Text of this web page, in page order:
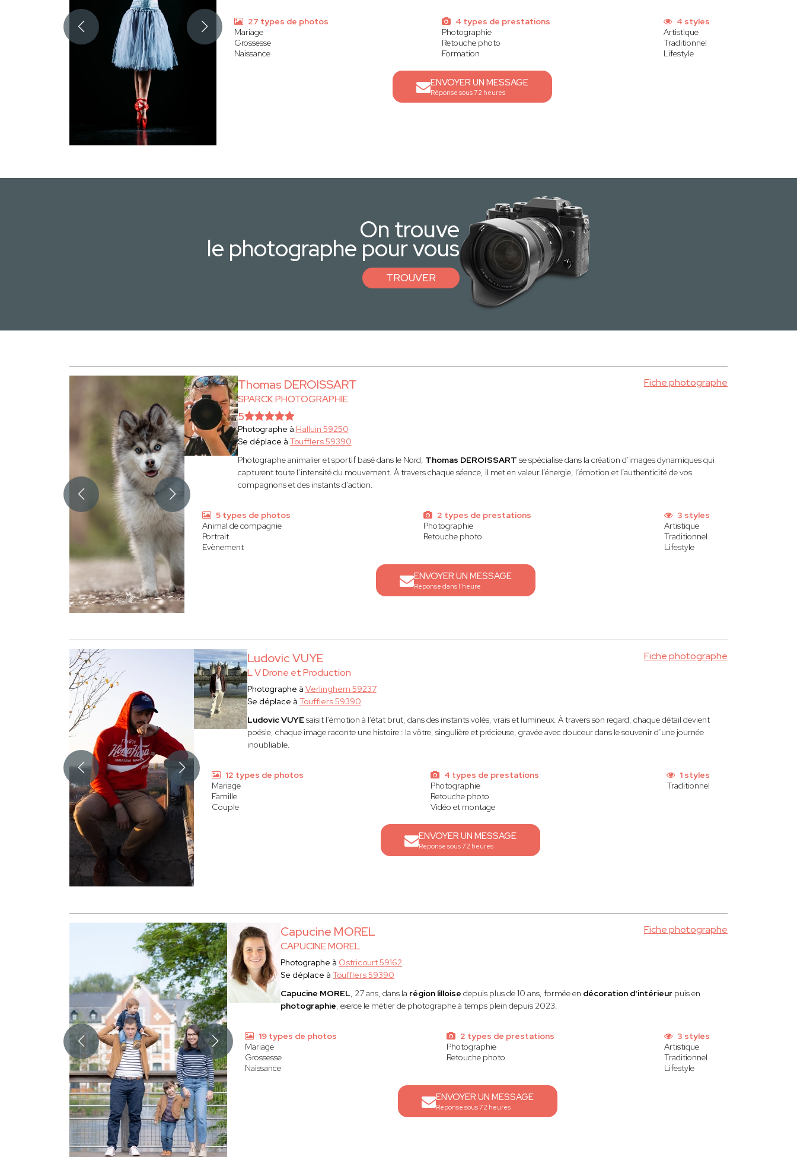
27 types de photos
Mariage
Grossesse
Naissance
4 types de prestations
Photographie
Retouche photo
Formation
4 styles
Artistique
Traditionnel
Lifestyle
ENVOYER UN MESSAGE
Réponse sous 72 heures
On trouve
le photographe pour vous
TROUVER
Thomas DEROISSART
SPARCK PHOTOGRAPHIE
Fiche photographe
5
Photographe à Halluin 59250
Se déplace à Toufflers 59390
Photographe animalier et sportif basé dans le Nord, Thomas DEROISSART se spécialise dans la création d’images dynamiques qui
capturent toute l’intensité du mouvement. À travers chaque séance, il met en valeur l’énergie, l’émotion et l’authenticité de vos
compagnons et des instants d’action.
5 types de photos
Animal de compagnie
Portrait
Evènement
2 types de prestations
Photographie
Retouche photo
3 styles
Artistique
Traditionnel
Lifestyle
ENVOYER UN MESSAGE
Réponse dans l'heure
Ludovic VUYE
L V Drone et Production
Fiche photographe
Photographe à Verlinghem 59237
Se déplace à Toufflers 59390
Ludovic VUYEsaisit l’émotion à l’état brut, dans des instants volés, vrais et lumineux. À travers son regard, chaque détail devient
poésie, chaque image raconte une histoire : la vôtre, singulière et précieuse, gravée avec douceur dans le souvenir d’une journée
inoubliable.
12 types de photos
Mariage
Famille
Couple
4 types de prestations
Photographie
Retouche photo
Vidéo et montage
1 styles
Traditionnel
ENVOYER UN MESSAGE
Réponse sous 72 heures
Capucine MOREL
CAPUCINE MOREL
Fiche photographe
Photographe à Ostricourt 59162
Se déplace àToufflers 59390
Capucine MOREL, 27 ans, dans la région lilloise depuis plus de 10 ans, formée en décoration d'intérieur puis en
photographie, exerce le métier de photographe à temps plein depuis 2023.
19 types de photos
Mariage
Grossesse
Naissance
2 types de prestations
Photographie
Retouche photo
3 styles
Artistique
Traditionnel
Lifestyle
ENVOYER UN MESSAGE
Réponse sous 72 heures